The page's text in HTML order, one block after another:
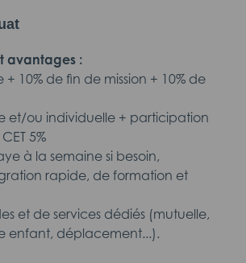
avantages :
+ 10% de fin de mission + 10% de
et/ou individuelle + participation
5%
à la semaine si besoin,
rapide, de formation et
et de services dédiés (mutuelle,
enfant, déplacement...).